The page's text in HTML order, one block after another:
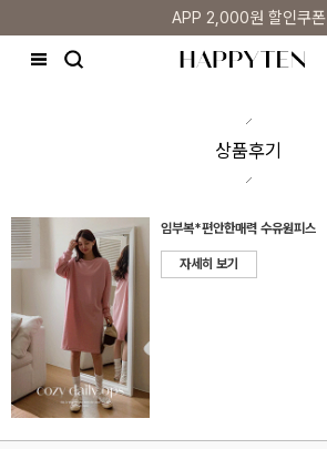
APP 2,000원 할인쿠폰
상품후기
임부복*편안한매력 수유원피스
자세히 보기